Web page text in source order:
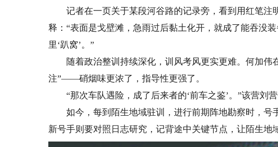
记者在一页关于某段河谷路的记录旁，看到用红笔注
释：“表面是戈壁滩，急雨过后黏土化开，就成了能吞没
里‘趴窝’。”
随着政治整训持续深化，训风考风更实更难。何加伟
注”——硝烟味更浓了，指导性更强了。
“那次车队遇险，成了后来者的‘前车之鉴’。”该营刘营
如今，每到陌生地域驻训，进行前期阵地勘察时，号
新号手则要对照日志研究，记背途中关键节点，让陌生地